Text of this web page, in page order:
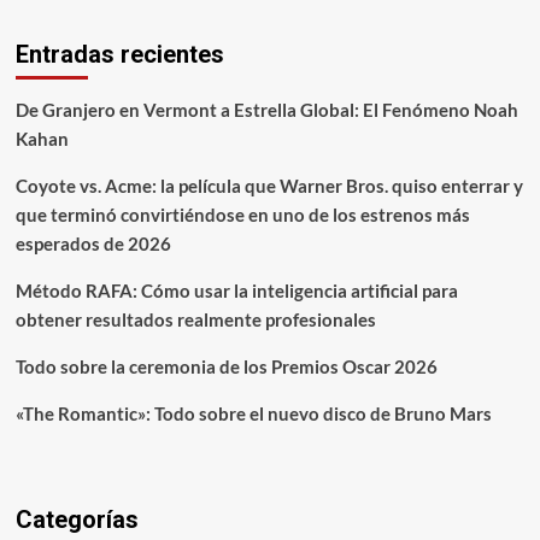
Entradas recientes
De Granjero en Vermont a Estrella Global: El Fenómeno Noah
Kahan
Coyote vs. Acme: la película que Warner Bros. quiso enterrar y
que terminó convirtiéndose en uno de los estrenos más
esperados de 2026
Método RAFA: Cómo usar la inteligencia artificial para
obtener resultados realmente profesionales
Todo sobre la ceremonia de los Premios Oscar 2026
«The Romantic»: Todo sobre el nuevo disco de Bruno Mars
Categorías